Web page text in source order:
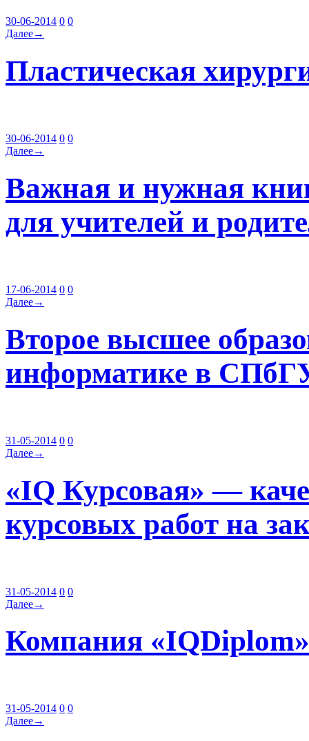
30-06-2014 0 0
Далее→
Пластическая
30-06-2014 0 0
Далее→
Важная и нужная
для учителей и
17-06-2014 0 0
Далее→
Второе высшее
информатике в
31-05-2014 0 0
Далее→
«IQ Курсовая» —
курсовых работ на
31-05-2014 0 0
Далее→
Компания
31-05-2014 0 0
Далее→